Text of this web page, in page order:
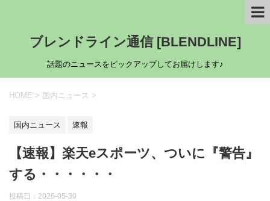
ブレンドライン通信 [BLENDLINE]
話題のニュースをピックアップしてお届けします♪
HOME > 国内ニュース >
国内ニュース 速報
【速報】楽天eスポーツ、ついに『警告』
する・・・・・・
投稿日： 2026-05-30